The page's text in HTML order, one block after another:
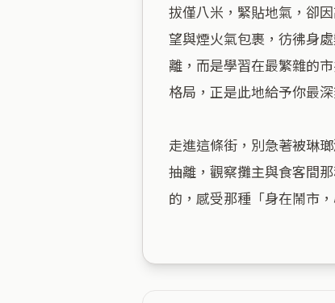
拔僅八米，緊貼地氣，卻
望與煙火氣包裹，彷彿身
離，而是學習在最繁雜的
格局，正是此地給予你最
走進這條街，別急著被琳
抽離，觀察攤主與食客間
的，感受那種「身在鬧市